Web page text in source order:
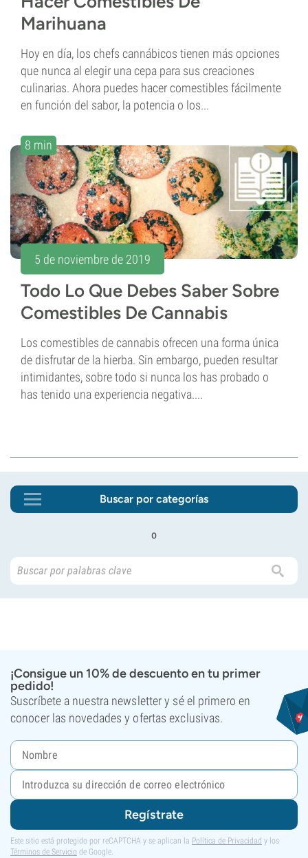
Marihuana
Hoy en día, los chefs cannábicos tienen más opciones
que nunca al elegir una cepa para sus creaciones
culinarias. Ahora puedes hacer comestibles fácilmente
en función del sabor, la potencia o los...
8 min
5 de noviembre de 2019
Todo Lo Que Debes Saber Sobre
Comestibles De Cannabis
Los comestibles de cannabis ofrecen una forma única
de disfrutar de la hierba. Sin embargo, pueden resultar
intimidantes, sobre todo si nunca los has probado o
has tenido una experiencia negativa....
Buscar por categorías
o
¡Consigue un 10% de descuento en tu primer
pedido!
Suscríbete a nuestra newsletter y sé el primero en
conocer las novedades y ofertas exclusivas.
Regístrate
Este sitio está protegido por reCAPTCHA y se aplican la Política de Privacidad y los
Términos de Servicio de Google.